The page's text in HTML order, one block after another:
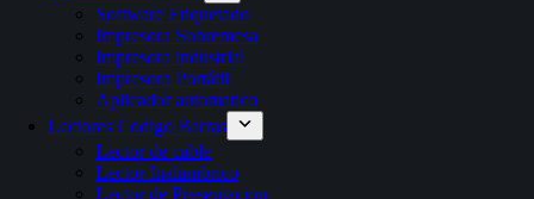
Software Etiquetado
Impresora Sobremesa
Impresora industrial
Impresora Portátil
Aplicador automatico
Lectores Codigo Barras
Lector de cable
Lector Inalambrico
Lector de Presentacion